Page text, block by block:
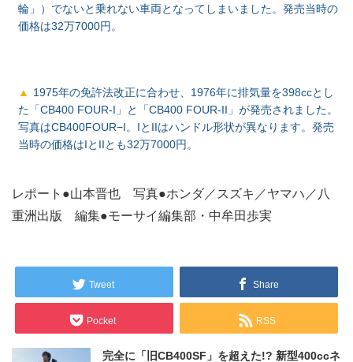
輪」）でないと乗れない車両となってしまいました。発売当時の
価格は32万7000円。
1975年の免許法改正に合わせ、1976年に排気量を398ccとし
た「CB400 FOUR-I」と「CB400 FOUR-II」が発売されました。
写真はCB400FOUR−I。IとIIはハンドル形状が異なります。発売
当時の価格はIとIIとも32万7000円。
レポート●山本晋也 写真●ホンダ／スズキ／ヤマハ／八
重洲出版 編集●モーサイ編集部・中牟田歩実
Tweet Share
Pocket RSS
完全に「旧CB400SF」を超えた!? 新型400ccネ